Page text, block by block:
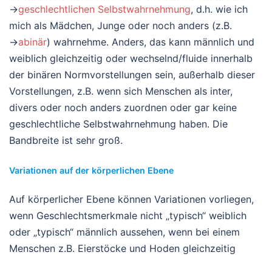
→geschlechtlichen Selbstwahrnehmung, d.h. wie ich
mich als Mädchen, Junge oder noch anders (z.B.
→abinär) wahrnehme. Anders, das kann männlich und
weiblich gleichzeitig oder wechselnd/fluide innerhalb
der binären Normvorstellungen sein, außerhalb dieser
Vorstellungen, z.B. wenn sich Menschen als inter,
divers oder noch anders zuordnen oder gar keine
geschlechtliche Selbstwahrnehmung haben. Die
Bandbreite ist sehr groß.
Variationen auf der körperlichen Ebene
Auf körperlicher Ebene können Variationen vorliegen,
wenn Geschlechtsmerkmale nicht „typisch“ weiblich
oder „typisch“ männlich aussehen, wenn bei einem
Menschen z.B. Eierstöcke und Hoden gleichzeitig